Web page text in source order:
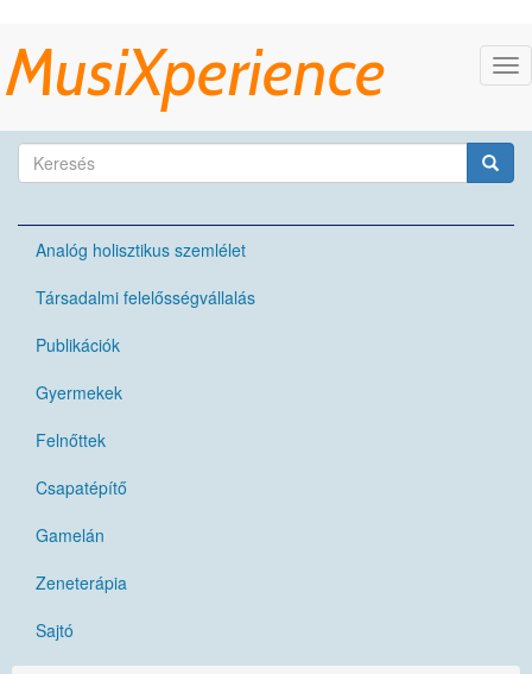
tartalomra
MusiXperience
Keresés
Analóg holisztikus szemlélet
Társadalmi felelősségvállalás
Publikációk
Gyermekek
Felnőttek
Csapatépítő
Gamelán
Zeneterápia
Sajtó